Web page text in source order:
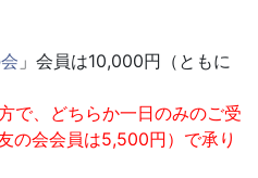
」会員は10,000円（ともに
で、どちらか一日のみのご受
の会会員は5,500円）で承り